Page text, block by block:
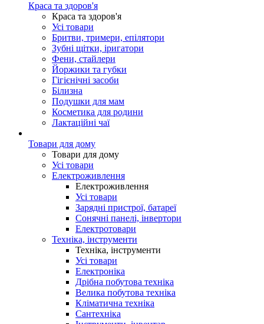
Краса та здоров'я
Краса та здоров'я
Усі товари
Бритви, тримери, епілятори
Зубні щітки, іригатори
Фени, стайлери
Йоржики та губки
Гігієнічні засоби
Білизна
Подушки для мам
Косметика для родини
Лактаційні чаї
Товари для дому
Товари для дому
Усі товари
Електроживлення
Електроживлення
Усі товари
Зарядні пристрої, батареї
Сонячні панелі, інвертори
Електротовари
Техніка, інструменти
Техніка, інструменти
Усі товари
Електроніка
Дрібна побутова техніка
Велика побутова техніка
Кліматична техніка
Сантехніка